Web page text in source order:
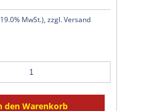
19.0% MwSt.), zzgl. Versand